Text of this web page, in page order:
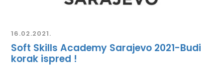
16.02.2021.
Soft Skills Academy Sarajevo 2021-Budi
korak ispred !